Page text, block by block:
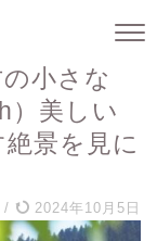
小さな
）美しい
景を見に
/ 2024年10月5日